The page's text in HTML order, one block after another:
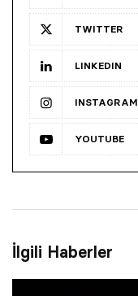
TWITTER
LINKEDIN
INSTAGRAM
YOUTUBE
İlgili Haberler